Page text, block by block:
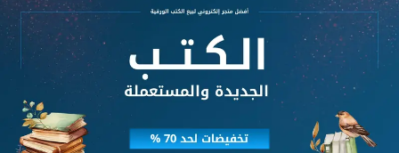
قطر – الإكوادور، يوم الاثنين 21 نوفمبر 2022
قطر – السنغال، يوم 25 نوفمبر
هولندا – قطر، يوم 29 نوفمبر.